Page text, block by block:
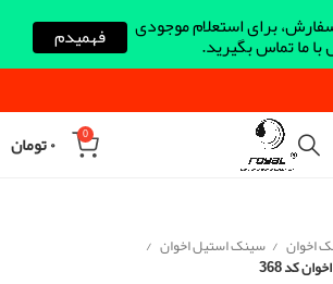
0 ۰تومان
اخوان سینک استیل اخوان
کد 368
برای استعلام موجودی
ما تماس بگیرید. فهمیدم